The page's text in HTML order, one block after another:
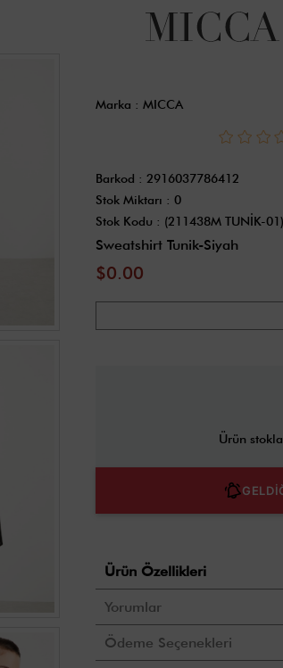
Sweatshirt Tunik-Siyah
Stok Kodu (211438M TUNİK-01)
Marka : MICCA
Barkod : 2916037786412
Stok Miktarı : 0
$0.00
Ürün
Ürün Özellikleri
Yorumlar
Ödeme Seçenekleri